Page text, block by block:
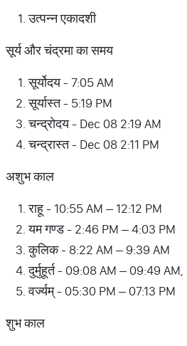
उत्पन्न एकादशी
सूर्य और चंद्रमा का समय
सूर्योदय - 7:05 AM
सूर्यास्त - 5:19 PM
चन्द्रोदय - Dec 08 2:19 AM
चन्द्रास्त - Dec 08 2:11 PM
अशुभ काल
राहू - 10:55 AM – 12:12 PM
यम गण्ड - 2:46 PM – 4:03 PM
कुलिक - 8:22 AM – 9:39 AM
दुर्मुहूर्त - 09:08 AM – 09:49
वर्ज्यम् - 05:30 PM – 07:13 PM
शुभ काल